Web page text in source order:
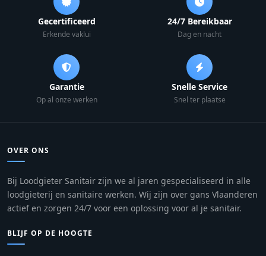
Gecertificeerd
Erkende vaklui
24/7 Bereikbaar
Dag en nacht
Garantie
Op al onze werken
Snelle Service
Snel ter plaatse
OVER ONS
Bij Loodgieter Sanitair zijn we al jaren gespecialiseerd in alle
loodgieterij en sanitaire werken. Wij zijn over gans Vlaanderen
actief en zorgen 24/7 voor een oplossing voor al je sanitair.
BLIJF OP DE HOOGTE